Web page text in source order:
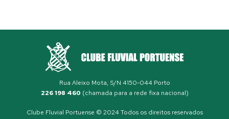
Rua Aleixo Mota, S/N 4150-044 Porto
226 198 460 (chamada para a rede fixa nacional)
Clube Fluvial Portuense © 2024 Todos os direitos reservados